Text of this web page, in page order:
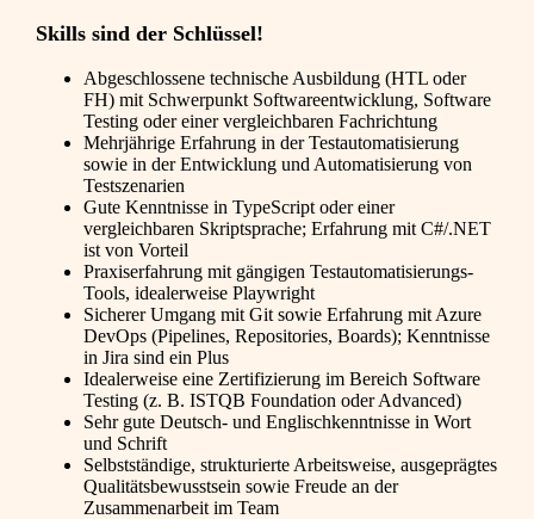
Skills sind der Schlüssel!
Abgeschlossene technische Ausbildung (HTL oder
FH) mit Schwerpunkt Softwareentwicklung, Software
Testing oder einer vergleichbaren Fachrichtung
Mehrjährige Erfahrung in der Testautomatisierung
sowie in der Entwicklung und Automatisierung von
Testszenarien
Gute Kenntnisse in TypeScript oder einer
vergleichbaren Skriptsprache; Erfahrung mit C#/.NET
ist von Vorteil
Praxiserfahrung mit gängigen Testautomatisierungs-
Tools, idealerweise Playwright
Sicherer Umgang mit Git sowie Erfahrung mit Azure
DevOps (Pipelines, Repositories, Boards); Kenntnisse
in Jira sind ein Plus
Idealerweise eine Zertifizierung im Bereich Software
Testing (z. B. ISTQB Foundation oder Advanced)
Sehr gute Deutsch- und Englischkenntnisse in Wort
und Schrift
Selbstständige, strukturierte Arbeitsweise, ausgeprägtes
Qualitätsbewusstsein sowie Freude an der
Zusammenarbeit im Team